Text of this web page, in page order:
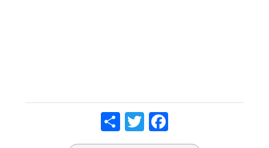
Face
book
Twitt
er